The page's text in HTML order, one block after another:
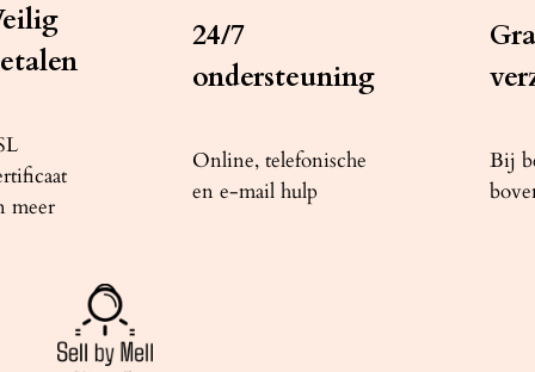
meer
24/7
ondersteuning
Online, telefonische
en e-mail hulp
Bij